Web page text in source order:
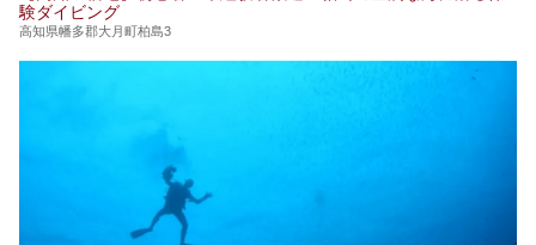
それではチェックしてきましょう♪
験ダイビング
高知県幡多郡大月町柏島3